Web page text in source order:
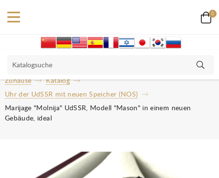
0
Zuhause
Katalog
Uhr der UdSSR mit neuen Speicher (NOS)
Marijage "Molnija" UdSSR, Modell "Mason" in einem neuen
Gebäude, ideal